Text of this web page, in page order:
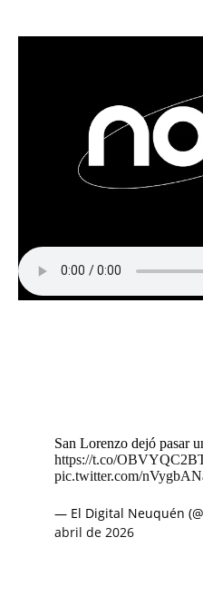
San Lorenzo dejó pasar
https://t.co/
pic.twitter.com/
— El Digital Neuquén
abril de 2026